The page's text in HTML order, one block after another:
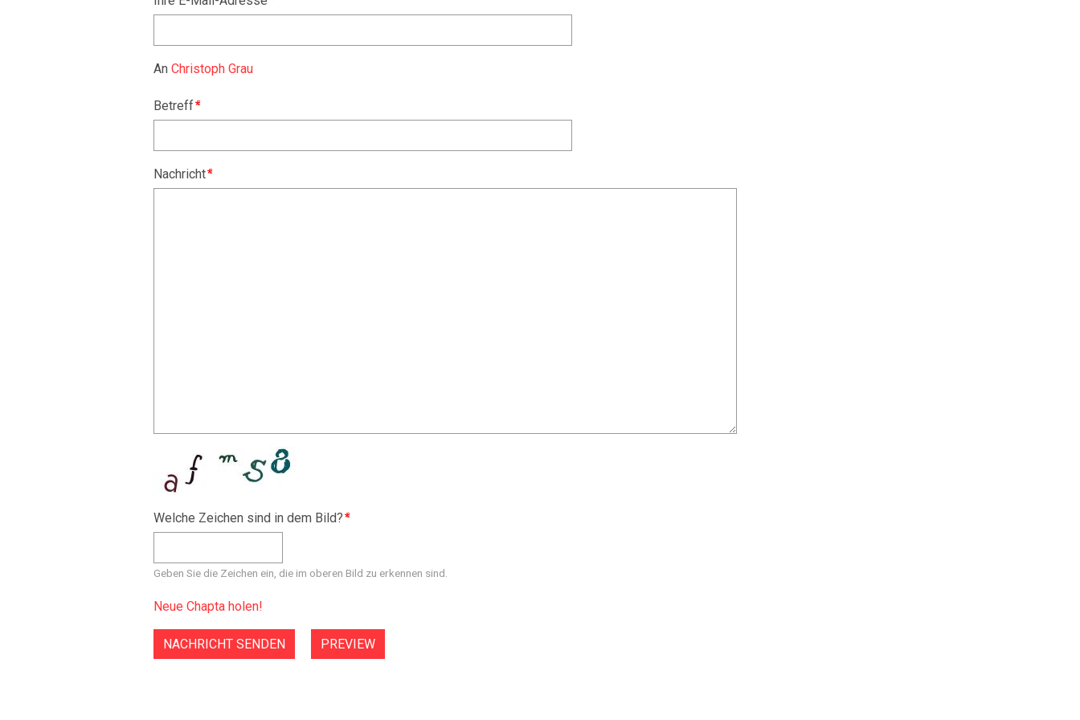
An Christoph Grau
Betreff
Nachricht
Welche Zeichen sind in dem Bild?
Geben Sie die Zeichen ein, die im oberen Bild zu erkennen sind.
Neue Chapta holen!